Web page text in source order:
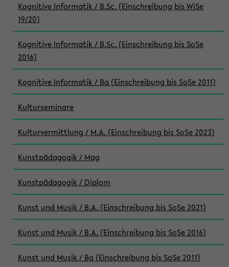
Kognitive Informatik / B.Sc. (Einschreibung bis WiSe
19/20)
Kognitive Informatik / B.Sc. (Einschreibung bis SoSe
2016)
Kognitive Informatik / Ba (Einschreibung bis SoSe 2011)
Kulturseminare
Kulturvermittlung / M.A. (Einschreibung bis SoSe 2023)
Kunstpädagogik / Mag
Kunstpädagogik / Diplom
Kunst und Musik / B.A. (Einschreibung bis SoSe 2021)
Kunst und Musik / B.A. (Einschreibung bis SoSe 2016)
Kunst und Musik / Ba (Einschreibung bis SoSe 2011)